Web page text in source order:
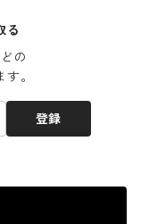
る
の
。
登録